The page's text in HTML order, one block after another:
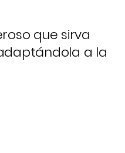
que sirva
a la